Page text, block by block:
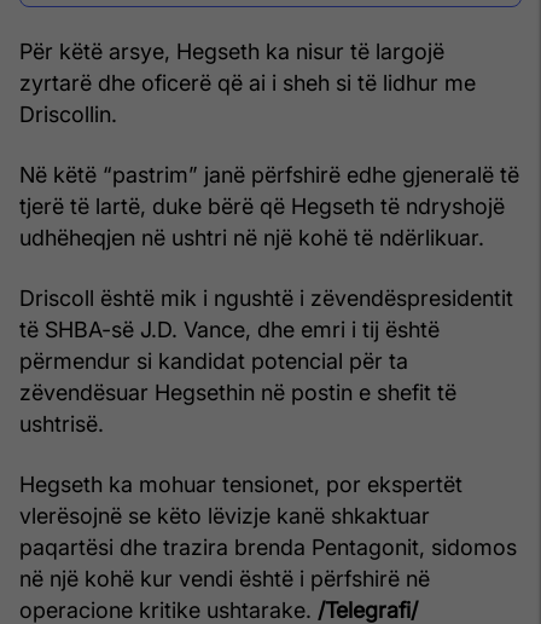
Për këtë arsye, Hegseth ka nisur të largojë
zyrtarë dhe oficerë që ai i sheh si të lidhur me
Driscollin.
Në këtë “pastrim” janë përfshirë edhe gjeneralë të
tjerë të lartë, duke bërë që Hegseth të ndryshojë
udhëheqjen në ushtri në një kohë të ndërlikuar.
Driscoll është mik i ngushtë i zëvendëspresidentit
të SHBA-së J.D. Vance, dhe emri i tij është
përmendur si kandidat potencial për ta
zëvendësuar Hegsethin në postin e shefit të
ushtrisë.
Hegseth ka mohuar tensionet, por ekspertët
vlerësojnë se këto lëvizje kanë shkaktuar
paqartësi dhe trazira brenda Pentagonit, sidomos
në një kohë kur vendi është i përfshirë në
operacione kritike ushtarake. /Telegrafi/